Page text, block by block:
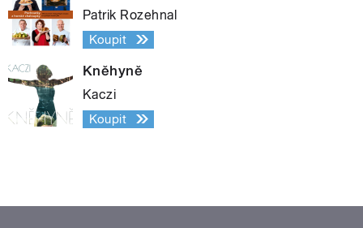
Patrik Rozehnal
Koupit
Kněhyně
Kaczi
Koupit